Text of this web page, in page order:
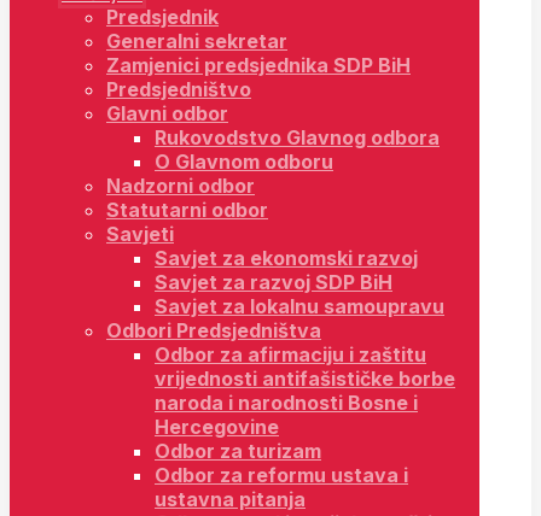
Predsjednik
Generalni sekretar
Zamjenici predsjednika SDP BiH
Predsjedništvo
Glavni odbor
Rukovodstvo Glavnog odbora
O Glavnom odboru
Nadzorni odbor
Statutarni odbor
Savjeti
Savjet za ekonomski razvoj
Savjet za razvoj SDP BiH
Savjet za lokalnu samoupravu
Odbori Predsjedništva
Odbor za afirmaciju i zaštitu
vrijednosti antifašističke borbe
naroda i narodnosti Bosne i
Hercegovine
Odbor za turizam
Odbor za reformu ustava i
ustavna pitanja